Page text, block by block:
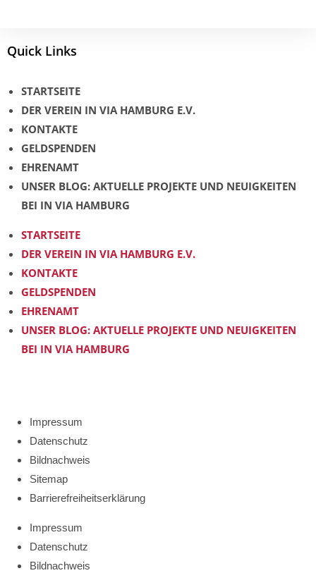
Quick Links
STARTSEITE
DER VEREIN IN VIA HAMBURG E.V.
KONTAKTE
GELDSPENDEN
EHRENAMT
UNSER BLOG: AKTUELLE PROJEKTE UND NEUIGKEITEN
BEI IN VIA HAMBURG
STARTSEITE
DER VEREIN IN VIA HAMBURG E.V.
KONTAKTE
GELDSPENDEN
EHRENAMT
UNSER BLOG: AKTUELLE PROJEKTE UND NEUIGKEITEN
BEI IN VIA HAMBURG
Impressum
Datenschutz
Bildnachweis
Sitemap
Barrierefreiheitserklärung
Impressum
Datenschutz
Bildnachweis